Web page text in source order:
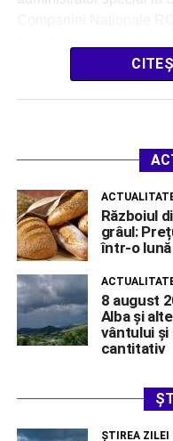
Războiul
grâul:
într-o lună
8 august
Alba și
vântului
cantitativ
ŞTIREA ZILEI